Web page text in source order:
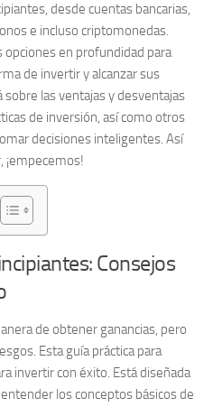
desde cuentas bancarias,
e incluso criptomonedas.
opciones en profundidad para
de invertir y alcanzar sus
las ventajas y desventajas
de inversión, así como otros
decisiones inteligentes. Así
¡empecemos!
Consejos
de obtener ganancias, pero
Estaguía práctica para
invertir con éxito. Está diseñada
entender los conceptos básicos de